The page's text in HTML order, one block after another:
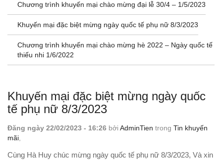
Chương trình khuyến mại chào mừng đại lễ 30/4 – 1/5/2023
Khuyến mại đặc biệt mừng ngày quốc tế phụ nữ 8/3/2023
Chương trình khuyến mại chào mừng hè 2022 – Ngày quốc tế
thiếu nhi 1/6/2022
Khuyến mại đặc biệt mừng ngày quốc
tế phụ nữ 8/3/2023
Đăng ngày 22/02/2023 - 16:26 bởi AdminTien trong Tin khuyến
mãi
Cùng Hà Huy chúc mừng ngày quốc tế phụ nữ 8/3/2023, Và xin